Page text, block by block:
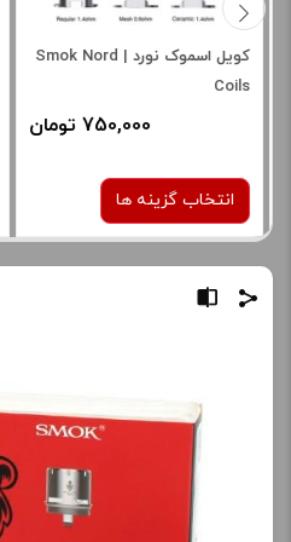
کویل اسموک نورد | Smok Nord
Coils
750,000 تومان
انتخاب گزینه ها
برای فعال شدن سبد خرید و
نمایش قیمت ، گزینه های
محصول را از کادر بالا انتخاب